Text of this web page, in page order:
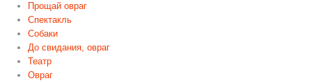
Прощай овраг
Спектакль
Собаки
До свидания, овраг
Театр
Овраг